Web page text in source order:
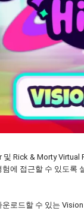
Rick & Morty Virtual
험에 접근할 수 있도록
운로드할 수 있는